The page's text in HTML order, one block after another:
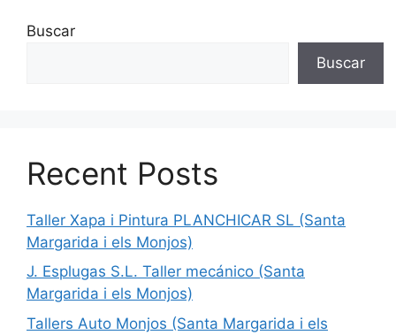
Buscar
Buscar
Recent Posts
Taller Xapa i Pintura PLANCHICAR SL (Santa
Margarida i els Monjos)
J. Esplugas S.L. Taller mecánico (Santa
Margarida i els Monjos)
Tallers Auto Monjos (Santa Margarida i els